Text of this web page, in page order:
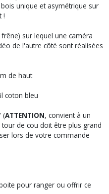
unique et asymétrique sur
!
sur lequel une caméra
de l'autre côté sont réalisées
de haut
coton bleu
(ATTENTION, convient à un
de cou doit être plus grand
lors de votre commande
pour ranger ou offrir ce